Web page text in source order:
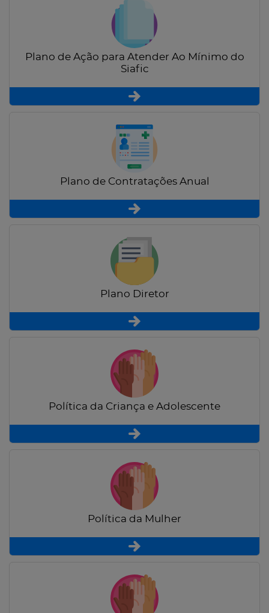
Plano de Ação para Atender Ao Mínimo do
Siafic
Plano de Contratações Anual
Plano Diretor
Política da Criança e Adolescente
Política da Mulher